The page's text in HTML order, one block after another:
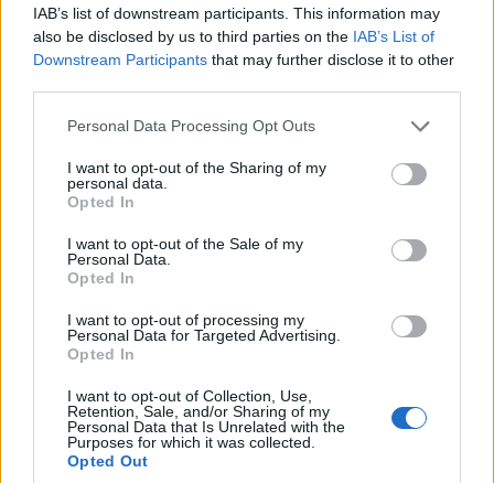
IAB’s list of downstream participants. This information may
also be disclosed by us to third parties on the IAB’s List of
Downstream Participants that may further disclose it to other
Please note that this website/app uses one or more Google
not limited to your visit or usage behaviour. You may click to
grant or deny consent to Google and its third-party tags to
use your data for below specified purposes in below Google
consent section.
Personal Data Processing Opt Outs
I want to opt-out of the Sharing of my
personal data.
Opted In
I want to opt-out of the Sale of my
Personal Data.
Opted In
I want to opt-out of processing my
Personal Data for Targeted Advertising.
Opted In
I want to opt-out of Collection, Use,
Retention, Sale, and/or Sharing of my
Personal Data that Is Unrelated with the
Purposes for which it was collected.
Opted Out
olvasható a Budapesti Értéktőzsde (BÉT) honlapján
közzétett jelentésben.
Az értékesítés nettó árbevétele 17,71 százalékkal nőtt, a
nettó eredmény 131,22 százalékkal csökkent az előző
évihez képest. A kamatok, adózás és értékcsökkenési
milliárd forintot, éves emelkedése csaknem 15 százalék.
Az eredményeket bemutató vállalati közlemény szerint a
nettó árbevétel 85 százaléka a telekommunikációs, a
többi az informatikai szegmens tevékenységéből
származott. A veszteséget főként pénzkiáramlással